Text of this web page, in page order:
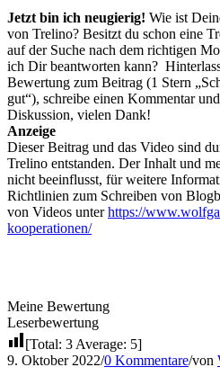
Jetzt bin ich neugierig! Wie ist
von Trelino? Besitzt du schon eine
auf der Suche nach dem richtigen
ich Dir beantworten kann?
Bewertung zum Beitrag (1 Stern
gut“), schreibe einen Kommentar
Diskussion, vielen Dank!
Anzeige
Dieser Beitrag und das Video sind
Trelino entstanden. Der Inhalt und
nicht beeinflusst, für weitere
Richtlinien zum Schreiben von
von Videos unterhttps://
kooperationen/
Meine Bewertung
Leserbewertung
[Total: 3 Average: 5]
9. Oktober 2022/0 Kommentare/von